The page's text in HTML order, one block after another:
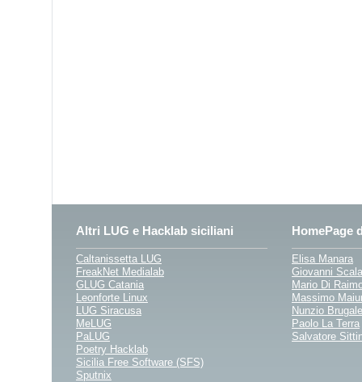
Altri LUG e Hacklab siciliani
Caltanissetta LUG
FreakNet Medialab
GLUG Catania
Leonforte Linux
LUG Siracusa
MeLUG
PaLUG
Poetry Hacklab
Sicilia Free Software (SFS)
Sputnix
HomePage
Elisa Manara
Giovanni Scala
Mario Di
Massimo
Nunzio
Paolo La Terra
Salvatore